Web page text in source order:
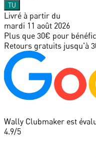
TU
Livré à partir du
mardi 11 août 2026
Plus que 30€ pour
Retours gratuits jusqu'à
Wally Clubmaker est
4.9/5